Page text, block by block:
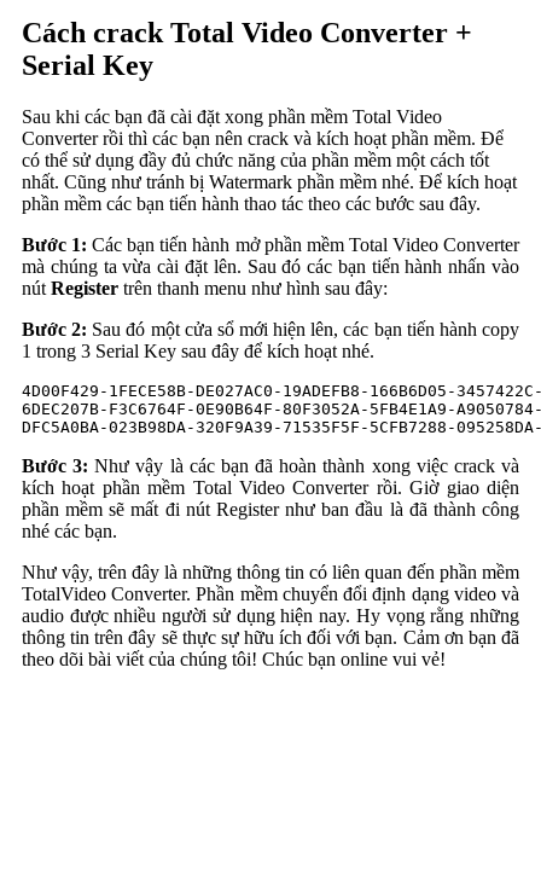
Cách crack Total Video Converter +
Serial Key
Sau khi các bạn đã cài đặt xong phần mềm Total Video
Converter rồi thì các bạn nên crack và kích hoạt phần mềm. Để
có thể sử dụng đầy đủ chức năng của phần mềm một cách tốt
nhất. Cũng như tránh bị Watermark phần mềm nhé. Để kích hoạt
phần mềm các bạn tiến hành thao tác theo các bước sau đây.
Bước 1: Các bạn tiến hành mở phần mềm Total Video Converter
mà chúng ta vừa cài đặt lên. Sau đó các bạn tiến hành nhấn vào
nút Register trên thanh menu như hình sau đây:
Bước 2: Sau đó một cửa sổ mới hiện lên, các bạn tiến hành copy
1 trong 3 Serial Key sau đây để kích hoạt nhé.
4D00F429-1FECE58B-DE027AC0-19ADEFB8-166B6D05-
6DEC207B-F3C6764F-0E90B64F-80F3052A-5FB4E1A9-
DFC5A0BA-023B98DA-320F9A39-71535F5F-5CFB7288-
Bước 3: Như vậy là các bạn đã hoàn thành xong việc crack và
kích hoạt phần mềm Total Video Converter rồi. Giờ giao diện
phần mềm sẽ mất đi nút Register như ban đầu là đã thành công
nhé các bạn.
Như vậy, trên đây là những thông tin có liên quan đến phần mềm
TotalVideo Converter. Phần mềm chuyển đổi định dạng video và
audio được nhiều người sử dụng hiện nay. Hy vọng rằng những
thông tin trên đây sẽ thực sự hữu ích đối với bạn. Cảm ơn bạn đã
theo dõi bài viết của chúng tôi! Chúc bạn online vui vẻ!